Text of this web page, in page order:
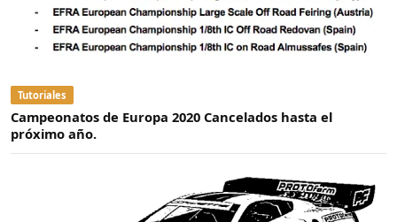
Tutoriales
Campeonatos de Europa 2020 Cancelados hasta el
próximo año.